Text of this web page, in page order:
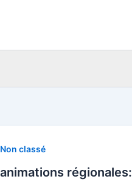
Non classé
animations régionales: